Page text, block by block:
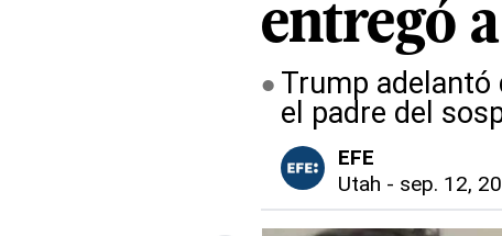
entregó
Trump adelantó
el padre del
EFE
Utah - sep. 12,